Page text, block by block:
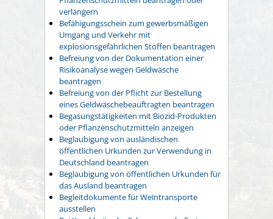
verlängern
Befähigungsschein zum gewerbsmäßigen
Umgang und Verkehr mit
explosionsgefährlichen Stoffen beantragen
Befreiung von der Dokumentation einer
Risikoanalyse wegen Geldwäsche
beantragen
Befreiung von der Pflicht zur Bestellung
eines Geldwäschebeauftragten beantragen
Begasungstätigkeiten mit Biozid-Produkten
oder Pflanzenschutzmitteln anzeigen
Beglaubigung von ausländischen
öffentlichen Urkunden zur Verwendung in
Deutschland beantragen
Beglaubigung von öffentlichen Urkunden für
das Ausland beantragen
Begleitdokumente für Weintransporte
ausstellen